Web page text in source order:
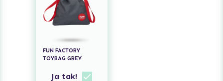
FUN FACTORY
TOYBAG GREY
Ja tak!